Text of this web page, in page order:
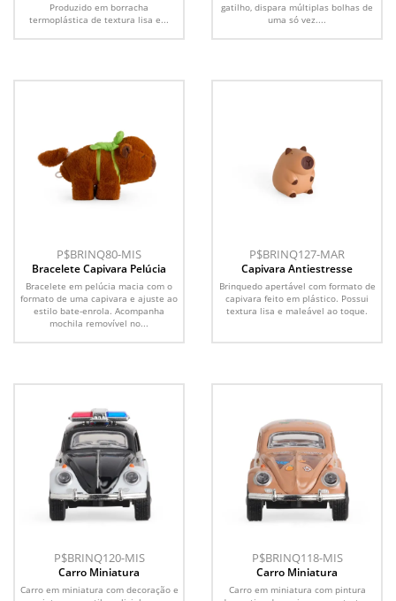
Produzido em borracha
termoplástica de textura lisa e...
gatilho, dispara múltiplas bolhas de
uma só vez....
P$BRINQ80-MIS
Bracelete Capivara Pelúcia
Bracelete em pelúcia macia com o
formato de uma capivara e ajuste ao
estilo bate-enrola. Acompanha
mochila removível no...
P$BRINQ127-MAR
Capivara Antiestresse
Brinquedo apertável com formato de
capivara feito em plástico. Possui
textura lisa e maleável ao toque.
P$BRINQ120-MIS
Carro Miniatura
Carro em miniatura com decoração e
P$BRINQ118-MIS
Carro Miniatura
Carro em miniatura com pintura